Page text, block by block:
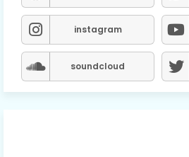
instagram
soundcloud